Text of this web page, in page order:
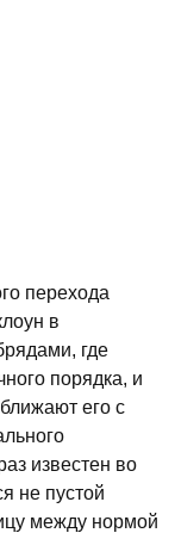
перехода
в
где
порядка, и
его с
известен во
не пустой
между нормой